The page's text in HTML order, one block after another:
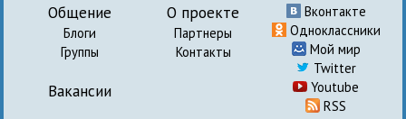
Общение
Блоги
Группы
Вакансии
О проекте
Партнеры
Контакты
Вконтакте
Одноклассники
Мой мир
Twitter
Youtube
RSS